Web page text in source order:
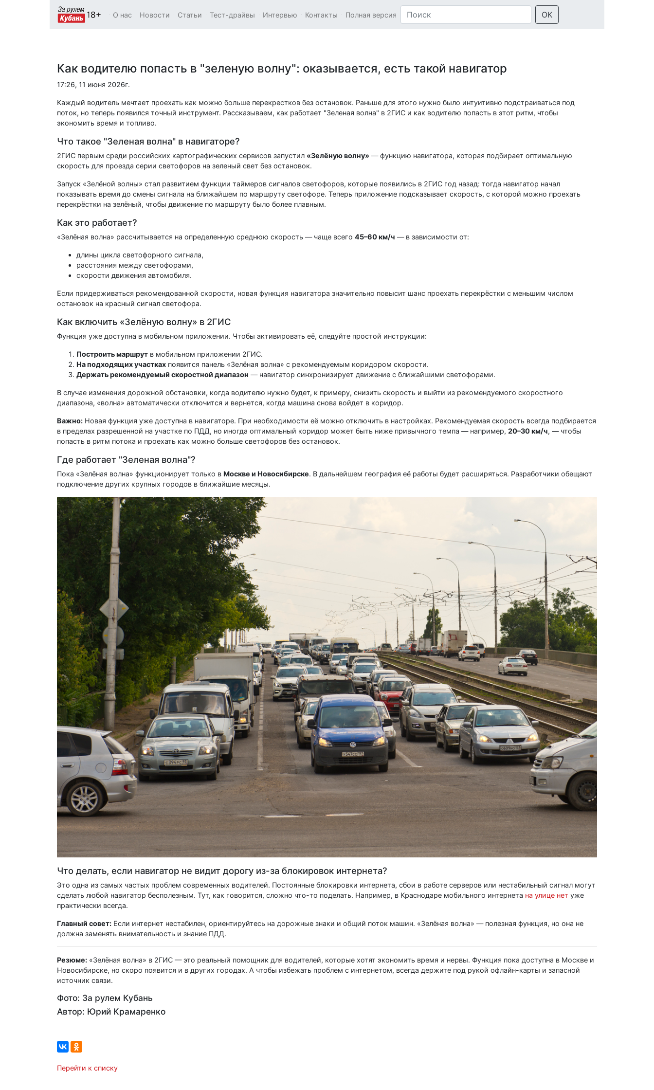
О нас Новости Статьи Тест-драйвы Интервью Контакты Полная версия OK
Как водителю попасть в "зеленую волну": оказывается, есть такой навигатор
17:26, 11 июня 2026г.
Каждый водитель мечтает проехать как можно больше перекрестков без остановок. Раньше для этого нужно было интуитивно подстраиваться под
поток, но теперь появился точный инструмент. Рассказываем, как работает "Зеленая волна" в 2ГИС и как водителю попасть в этот ритм, чтобы
экономить время и топливо.
Что такое "Зеленая волна" в навигаторе?
2ГИС первым среди российских картографических сервисов запустил «Зелёную волну» — функцию навигатора, которая подбирает оптимальную
скорость для проезда серии светофоров на зеленый свет без остановок.
Запуск «Зелёной волны» стал развитием функции таймеров сигналов светофоров, которые появились в 2ГИС год назад: тогда навигатор начал
показывать время до смены сигнала на ближайшем по маршруту светофоре. Теперь приложение подсказывает скорость, с которой можно проехать
перекрёстки на зелёный, чтобы движение по маршруту было более плавным.
Как это работает?
«Зелёная волна» рассчитывается на определенную среднюю скорость — чаще всего 45–60 км/ч — в зависимости от:
длины цикла светофорного сигнала,
расстояния между светофорами,
скорости движения автомобиля.
Если придерживаться рекомендованной скорости, новая функция навигатора значительно повысит шанс проехать перекрёстки с меньшим числом
остановок на красный сигнал светофора.
Как включить «Зелёную волну» в 2ГИС
Функция уже доступна в мобильном приложении. Чтобы активировать её, следуйте простой инструкции:
Построить маршрут в мобильном приложении 2ГИС.
На подходящих участках появится панель «Зелёная волна» с рекомендуемым коридором скорости.
Держать рекомендуемый скоростной диапазон — навигатор синхронизирует движение с ближайшими светофорами.
В случае изменения дорожной обстановки, когда водителю нужно будет, к примеру, снизить скорость и выйти из рекомендуемого скоростного
диапазона, «волна» автоматически отключится и вернется, когда машина снова войдет в коридор.
Важно: Новая функция уже доступна в навигаторе. При необходимости её можно отключить в настройках. Рекомендуемая скорость всегда подбирается
в пределах разрешенной на участке по ПДД, но иногда оптимальный коридор может быть ниже привычного темпа — например, 20–30 км/ч, — чтобы
попасть в ритм потока и проехать как можно больше светофоров без остановок.
Где работает "Зеленая волна"?
Пока «Зелёная волна» функционирует только в Москве и Новосибирске. В дальнейшем география её работы будет расширяться. Разработчики обещают
подключение других крупных городов в ближайшие месяцы.
Что делать, если навигатор не видит дорогу из-за блокировок интернета?
Это одна из самых частых проблем современных водителей. Постоянные блокировки интернета, сбои в работе серверов или нестабильный сигнал могут
сделать любой навигатор бесполезным. Тут, как говорится, сложно что-то поделать. Например, в Краснодаре мобильного интернета на улице нет уже
практически всегда.
Главный совет: Если интернет нестабилен, ориентируйтесь на дорожные знаки и общий поток машин. «Зелёная волна» — полезная функция, но она не
должна заменять внимательность и знание ПДД.
Резюме: «Зелёная волна» в 2ГИС — это реальный помощник для водителей, которые хотят экономить время и нервы. Функция пока доступна в Москве и
Новосибирске, но скоро появится и в других городах. А чтобы избежать проблем с интернетом, всегда держите под рукой офлайн-карты и запасной
источник связи.
Фото: За рулем Кубань
Автор: Юрий Крамаренко
Перейти к списку